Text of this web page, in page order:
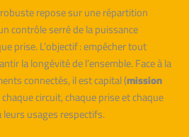
repose sur une répartition
contrôle serré de la puissance
prise. L’objectif : empêcher tout
la longévité de l’ensemble. Face à la
connectés, il est capital (mission
circuit, chaque prise et chaque
usages respectifs.